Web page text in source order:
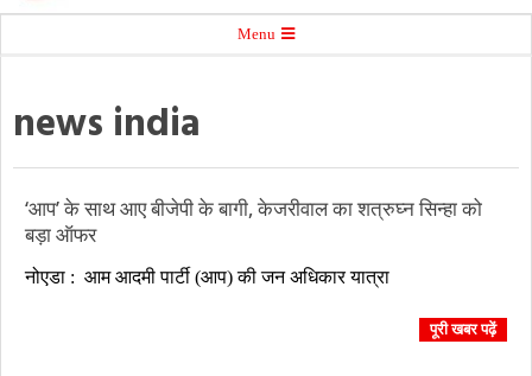
Knocking
News
Menu
news india
‘आप’ के साथ आए बीजेपी के बागी, केजरीवाल का शत्रुघ्न सिन्हा को
बड़ा ऑफर
09-
नोएडा : आम आदमी पार्टी (आप) की जन अधिकार यात्रा
पूरी खबर पढ़ें